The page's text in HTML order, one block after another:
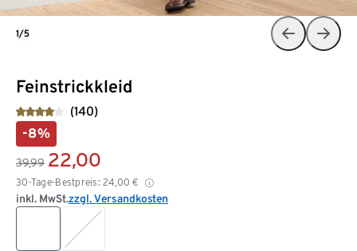
Feinstrickkleid
(140)
-8%
39,99 22,00
30-Tage-Bestpreis: 24,00 €
inkl. MwSt.zzgl. Versandkosten
1/5